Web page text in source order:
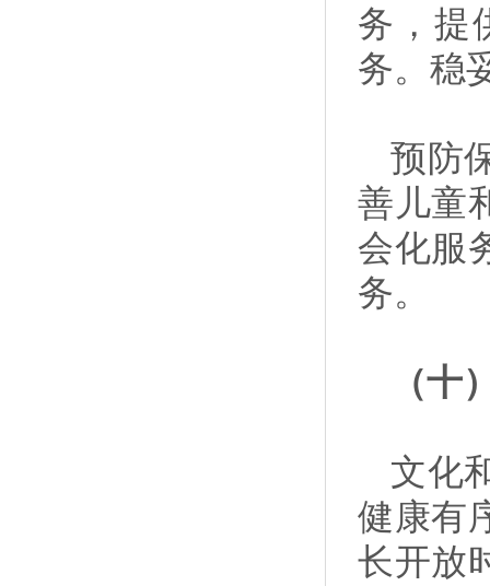
务，提
务。稳
预防
善儿童
会化服
务。
（十
文化
健康有
长开放